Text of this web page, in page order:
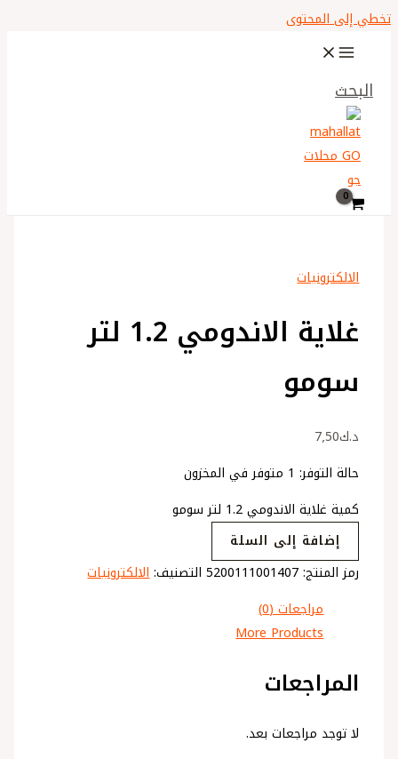
تخطي إلى المحتوى
البحث
الالكترونيات
غلاية الاندومي 1.2 لتر
سومو
د.ك7٫50
حالة التوفر: 1 متوفر في المخزون
كمية غلاية الاندومي 1.2 لتر سومو
إضافة إلى السلة
رمز المنتج:5200111001407 التصنيف:الالكترونيات
مراجعات (0)
More Products
المراجعات
لا توجد مراجعات بعد.